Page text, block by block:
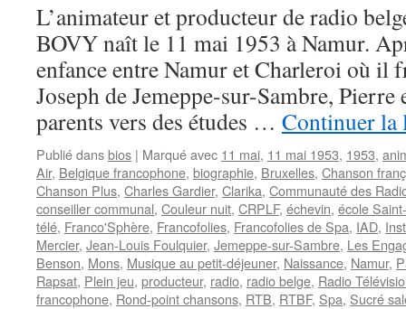
L’animateur et producteur de radio
BOVY naît le 11 mai 1953 à Namur.
enfance entre Namur et Charleroi où il
Joseph de Jemeppe-sur-Sambre, Pierre
parents vers des études … Continuer
Publié dansbios | Marqué avec 11 mai, 11 mai 1953, 1953,
Air, Belgique francophone, biographie, Bruxelles, Chanson
Chanson Plus, Charles Gardier, Clarika, Communauté des
conseiller communal, Couleur nuit, CRPLF, échevin, école
télé, Franco'Sphère, Francofolies, Francofolies de Spa, IAD,
Mercier, Jean-Louis Foulquier, Jemeppe-sur-Sambre, Les
Benson, Mons, Musique au petit-déjeuner, Naissance, Namur,
Rapsat, Plein jeu, producteur, radio, radio belge, Radio
francophone, Rond-point chansons, RTB, RTBF, Spa, Sucré